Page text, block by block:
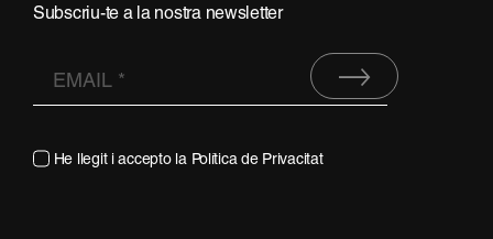
Subscriu-te a la nostra newsletter
He llegit i accepto la Política de Privacitat